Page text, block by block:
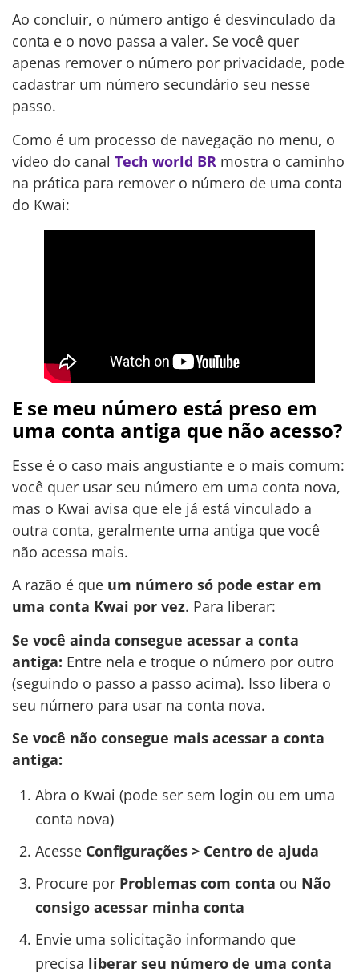
Ao concluir, o número antigo é desvinculado da
conta e o novo passa a valer. Se você quer
apenas remover o número por privacidade, pode
cadastrar um número secundário seu nesse
passo.
Como é um processo de navegação no menu, o
vídeo do canal Tech world BR mostra o caminho
na prática para remover o número de uma conta
do Kwai:
E se meu número está preso em
uma conta antiga que não acesso?
Esse é o caso mais angustiante e o mais comum:
você quer usar seu número em uma conta nova,
mas o Kwai avisa que ele já está vinculado a
outra conta, geralmente uma antiga que você
não acessa mais.
A razão é que um número só pode estar em
uma conta Kwai por vez. Para liberar:
Se você ainda consegue acessar a conta
antiga: Entre nela e troque o número por outro
(seguindo o passo a passo acima). Isso libera o
seu número para usar na conta nova.
Se você não consegue mais acessar a conta
antiga:
Abra o Kwai (pode ser sem login ou em uma
conta nova)
Acesse Configurações > Centro de ajuda
Procure por Problemas com conta ou Não
consigo acessar minha conta
Envie uma solicitação informando que
precisa liberar seu número de uma conta